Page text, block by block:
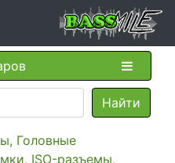
Головные
ISO-разъемы,